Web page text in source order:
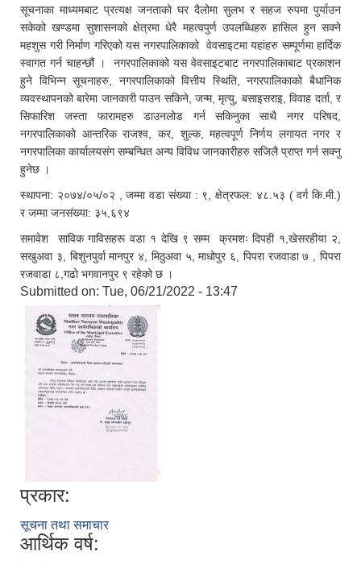
सूचनाका माध्यमबाट प्रत्यक्ष जनताको घर दैलोमा सुलभ र सहज रुपमा पुर्याउन
सकेको खण्डमा सुशासनको क्षेत्रमा धेरै महत्वपुर्ण उपलब्धिहरु हासिल हुन सक्ने
महशुस गरी निर्माण गरिएको यस नगरपालिकाको वेवसाइटमा यहांहरु सम्पूर्णमा हार्दिक
स्वागत गर्न चाहन्छौं । नगरपालिकाको यस वेवसाइटबाट नगरपालिकाबाट प्रकाशन
हुने विभिन्न सूचनाहरु, नगरपालिकाको वित्तीय स्थिति, नगरपालिकाको बैधानिक
व्यवस्थापनको बारेमा जानकारी पाउन सकिने, जन्म, मृत्यु, बसाइसराइ, विवाह दर्ता, र
सिफारिश जस्ता फारामहरु डाउनलोड गर्न सकिनुका साथै नगर परिषद,
नगरपालिकाको आन्तरिक राजश्व, कर, शुल्क, महत्वपूर्ण निर्णय लगायत नगर र
नगरपालिका कार्यालयसंग सम्बन्धित अन्य विविध जानकारीहरु सजिलै प्राप्त गर्न सक्नु
हुनेछ ।
स्थापना: २०७४/०५/०२ , जम्मा वडा संख्या : ९, क्षेत्रफल: ४८.५३ ( वर्ग कि.मी.)
र जम्मा जनसंख्या: ३५,६९४
समावेश साविक गाविसहरू वडा १ देखि ९ सम्म क्रमशः दिपही १,खेसरहीया २,
सखुअवा ३, बिशुनपुर्वा मानपुर ४, मिठुअवा ५, माधोपुर ६, पिपरा रजवाडा ७ , पिपरा
रजवाडा ८,गढो भगवानपुर ९ रहेको छ ।
Submitted on: Tue, 06/21/2022 - 13:47
प्रकार:
सूचना तथा समाचार
आर्थिक वर्ष: